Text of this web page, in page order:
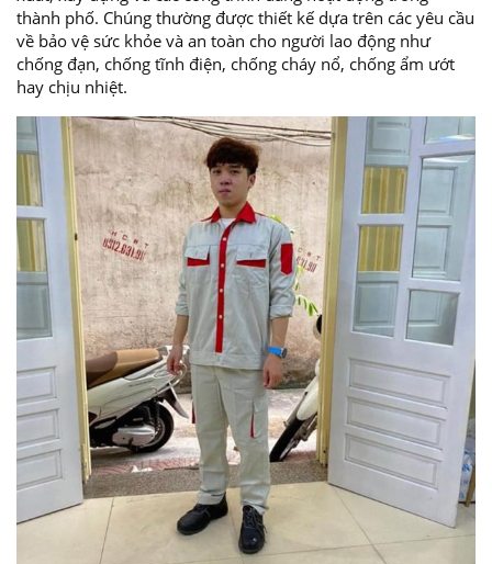
thành phố. Chúng thường được thiết kế dựa trên các yêu cầu
về bảo vệ sức khỏe và an toàn cho người lao động như
chống đạn, chống tĩnh điện, chống cháy nổ, chống ẩm ướt
hay chịu nhiệt.